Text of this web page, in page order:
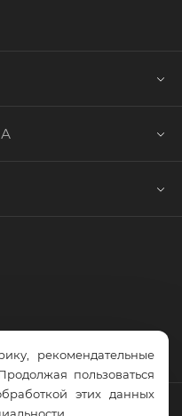
рекомендательные
пользоваться
этих данных